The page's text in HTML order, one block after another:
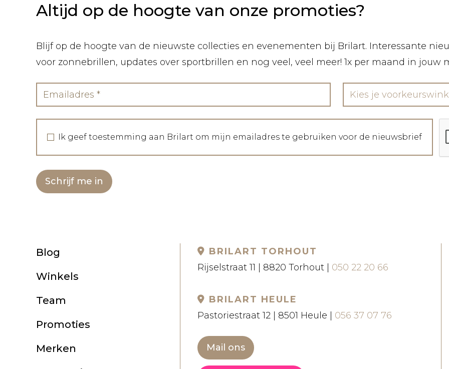
Altijd op de hoogte van onze promoties?
Blijf op de hoogte van de nieuwste collecties en evenementen bij Brilart. Interessante
voor zonnebrillen, updates over sportbrillen en nog veel, veel meer! 1x per maand in jouw
Kies je
Ik geef toestemming aan Brilart om mijn emailadres te gebruiken voor de nieuwsbrief
Schrijf me in
Blog
Winkels
Team
Promoties
Merken
BRILART TORHOUT
Rijselstraat 11 | 8820 Torhout | 050 22 20 66
BRILART HEULE
Pastoriestraat 12 | 8501 Heule | 056 37 07 76
Mail ons